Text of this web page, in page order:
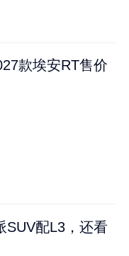
款埃安RT售价
SUV配L3，还看